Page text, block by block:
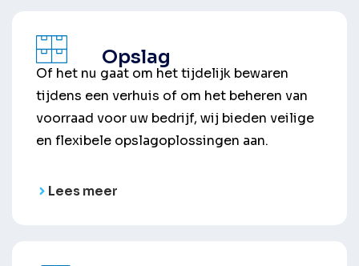
Opslag
Of het nu gaat om het tijdelijk bewaren
tijdens een verhuis of om het beheren van
voorraad voor uw bedrijf, wij bieden veilige
en flexibele opslagoplossingen aan.
Lees meer